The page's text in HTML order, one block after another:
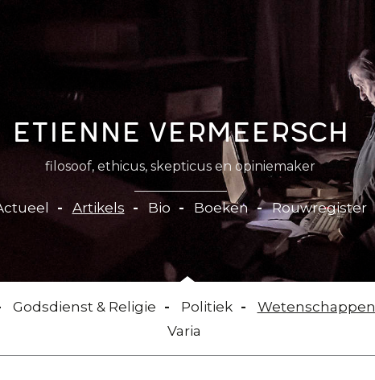
Etienne Vermeersch
filosoof, ethicus, skepticus en opiniemaker
Artikels Bio Boeken Rouwregister
Godsdienst & Religie Politiek Wetenschappen
Varia